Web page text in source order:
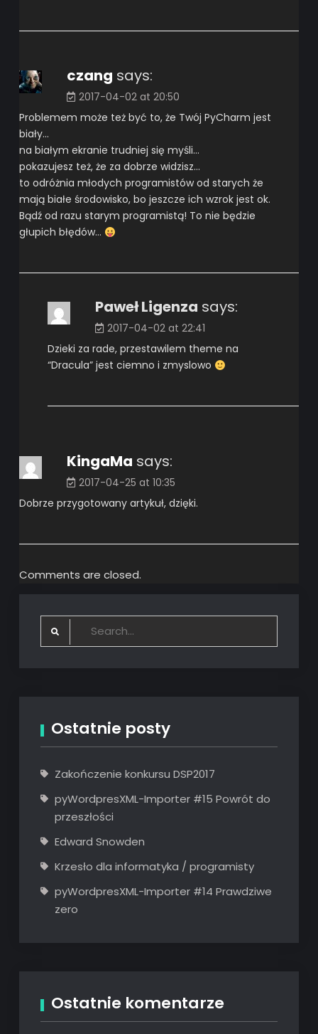
czang says:
2017-04-02 at 20:50
Problemem może też być to, że Twój PyCharm jest
biały…
na białym ekranie trudniej się myśli…
pokazujesz też, że za dobrze widzisz…
to odróżnia młodych programistów od starych że
mają białe środowisko, bo jeszcze ich wzrok jest ok.
Bądź od razu starym programistą! To nie będzie
głupich błędów…
Paweł Ligenza says:
2017-04-02 at 22:41
Dzieki za rade, przestawilem theme na
“Dracula” jest ciemno i zmyslowo
KingaMa says:
2017-04-25 at 10:35
Dobrze przygotowany artykuł, dzięki.
Comments are closed.
Search
Ostatnie posty
Zakończenie konkursu DSP2017
pyWordpresXML-Importer #15 Powrót do
przeszłości
Edward Snowden
Krzesło dla informatyka / programisty
pyWordpresXML-Importer #14 Prawdziwe
zero
Ostatnie komentarze